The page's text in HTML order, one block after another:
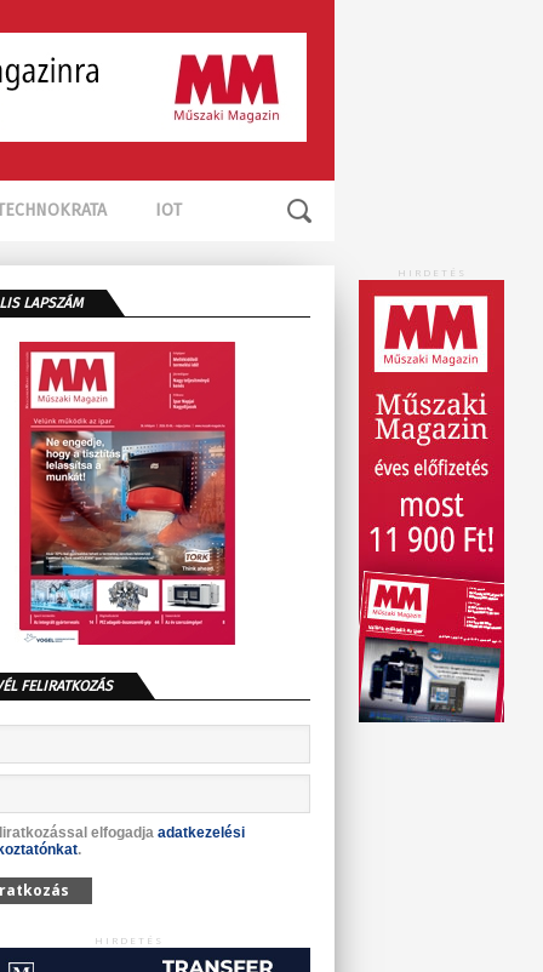
IOT
HIRDETÉS
LAPSZÁM
FELIRATKOZÁS
elfogadja adatkezelési
.
HIRDETÉS